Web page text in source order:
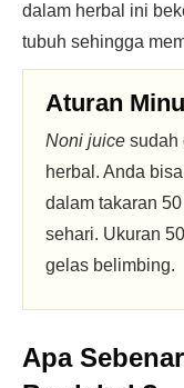
dalam herbal ini
tubuh sehingga
Aturan
Noni juice sudah
herbal. Anda
dalam takaran
sehari. Ukuran
gelas belimbing.
Apa